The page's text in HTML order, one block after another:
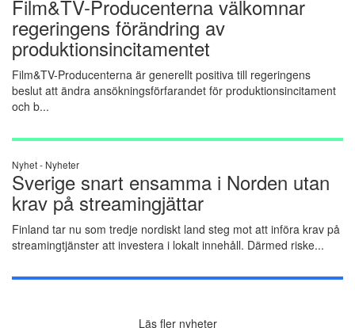
Film&TV-Producenterna välkomnar
regeringens förändring av
produktionsincitamentet
Film&TV-Producenterna är generellt positiva till regeringens
beslut att ändra ansökningsförfarandet för produktionsincitament
och b...
Nyhet - Nyheter
Sverige snart ensamma i Norden utan
krav på streamingjättar
Finland tar nu som tredje nordiskt land steg mot att införa krav på
streamingtjänster att investera i lokalt innehåll. Därmed riske...
Läs fler nyheter